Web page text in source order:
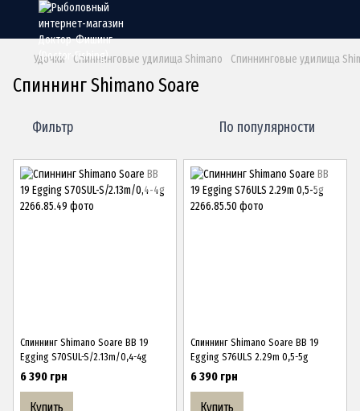
Удочки Спиннинговые удилища Shimano Спиннинговые удилища
Спиннинг Shimano Soare
Фильтр По популярности
Спиннинг Shimano Soare BB 19
Egging S70SUL-S/2.13m/0,4-4g
6 390 грн
Купить
Спиннинг Shimano Soare BB 19
Egging S76ULS 2.29m 0,5-5g
6 390 грн
Купить